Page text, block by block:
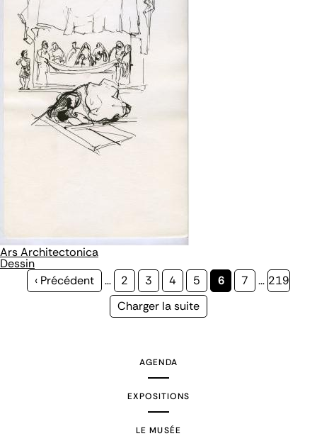
Ars Architectonica
Dessin
Page
‹ Précédent … Page
2 Page
3 Page
4 Page
5
Page
6 Page
7 … Page
219
Page
Charger la suite
AGENDA
EXPOSITIONS
LE MUSÉE